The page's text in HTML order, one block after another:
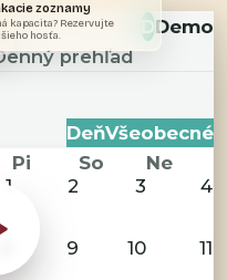
DDemo
prehľad
DeňVšeobecné
Pi So
Ne
1 2 3 4
9 10 11
zoznamy
kapacita? Rezervujte
hosťa.